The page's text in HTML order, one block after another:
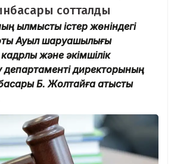
сотталды
қылмыстық істер жөніндегі
Ауыл шаруашылығы
және әкімшілік
департаменті директорының
Б. Жолтайға қатысты